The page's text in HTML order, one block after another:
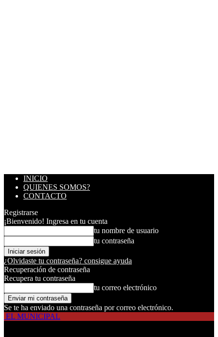
INICIO
QUIENES SOMOS?
CONTACTO
Registrarse
¡Bienvenido! Ingresa en tu cuenta
tu nombre de usuario
tu contraseña
¿Olvidaste tu contraseña? consigue ayuda
Recuperación de contraseña
Recupera tu contraseña
tu correo electrónico
Se te ha enviado una contraseña por correo electrónico.
EL MUNICIPAL